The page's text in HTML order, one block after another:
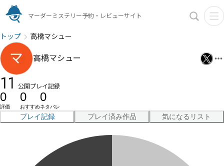
マーダーミステリー予約・レビューサイト
トップ 高橋マシュー
高橋マシュー
11 公開プレイ記録
0
評価
0
おすすめ
0
ネタバレ
プレイ記録 プレイ済み作品 気になるリスト